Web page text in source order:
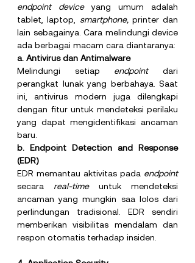
endpoint device yang umum adalah
tablet, laptop, smartphone, printer dan
lain sebagainya. Cara melindungi device
ada berbagai macam cara diantaranya:
a. Antivirus dan Antimalware
Melindungi setiap endpoint dari
perangkat lunak yang berbahaya. Saat
ini, antivirus modern juga dilengkapi
dengan fitur untuk mendeteksi perilaku
yang dapat mengidentifikasi ancaman
baru.
b. Endpoint Detection and Response
(EDR)
EDR memantau aktivitas pada
endpoint
secara real-time untuk mendeteksi
ancaman yang mungkin saa lolos dari
perlindungan tradisional. EDR sendiri
memberikan visibilitas mendalam dan
respon otomatis terhadap insiden.